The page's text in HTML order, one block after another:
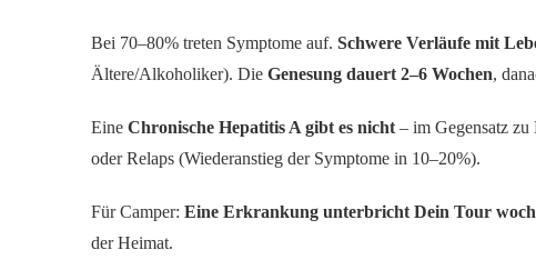
Bei 70–80% treten Symptome auf. Schwere Verläufe mit
Ältere/Alkoholiker). Die Genesung dauert 2–6 Wochen,
Eine Chronische Hepatitis A gibt es nicht – im Gegensatz
oder Relaps (Wiederanstieg der Symptome in 10–20%).
Für Camper: Eine Erkrankung unterbricht Dein Tour
der Heimat.